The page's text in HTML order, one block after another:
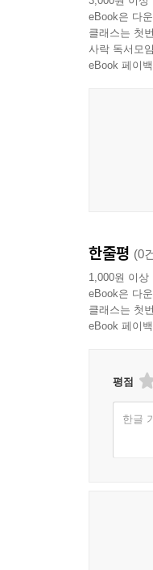
eBook은 다
클래스는 첫
사락 독서모
eBook 페이
한줄평 (0
1,000원 이상
eBook은 다
클래스는 첫
eBook 페이
평점
한글